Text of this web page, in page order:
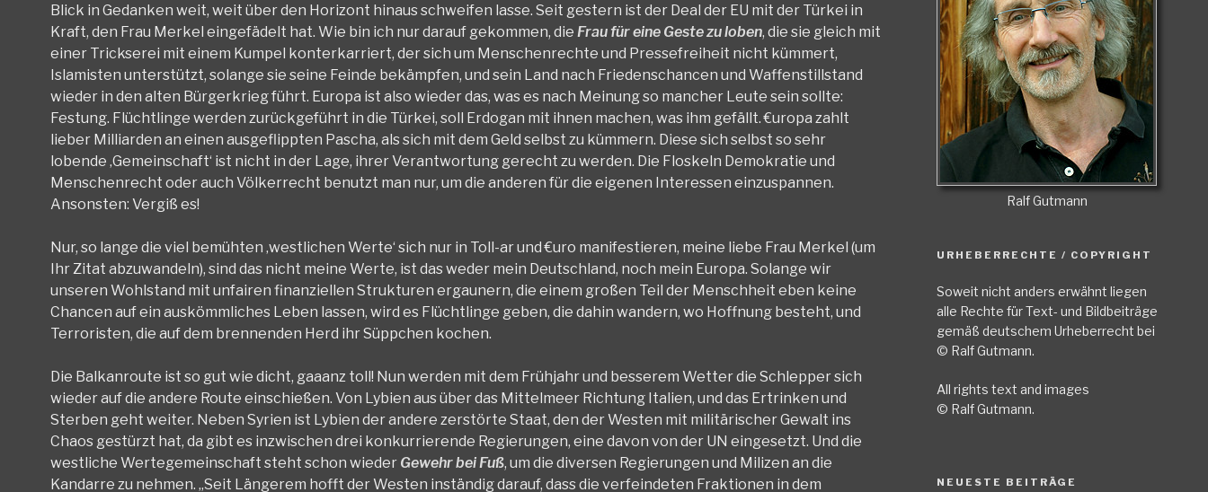
Blick in Gedanken weit, weit über den Horizont hinaus schweifen lasse. Seit gestern ist der Deal der EU mit der Türkei in
Kraft, den Frau Merkel eingefädelt hat. Wie bin ich nur darauf gekommen, die Frau für eine Geste zu loben, die sie gleich mit
einer Trickserei mit einem Kumpel konterkarriert, der sich um Menschenrechte und Pressefreiheit nicht kümmert,
Islamisten unterstützt, solange sie seine Feinde bekämpfen, und sein Land nach Friedenschancen und Waffenstillstand
wieder in den alten Bürgerkrieg führt. Europa ist also wieder das, was es nach Meinung so mancher Leute sein sollte:
Festung. Flüchtlinge werden zurückgeführt in die Türkei, soll Erdogan mit ihnen machen, was ihm gefällt. €uropa zahlt
lieber Milliarden an einen ausgeflippten Pascha, als sich mit dem Geld selbst zu kümmern. Diese sich selbst so sehr
lobende ‚Gemeinschaft‘ ist nicht in der Lage, ihrer Verantwortung gerecht zu werden. Die Floskeln Demokratie und
Menschenrecht oder auch Völkerrecht benutzt man nur, um die anderen für die eigenen Interessen einzuspannen.
Ansonsten: Vergiß es!
Nur, so lange die viel bemühten ‚westlichen Werte‘ sich nur in Toll-ar und €uro manifestieren, meine liebe Frau Merkel (um
Ihr Zitat abzuwandeln), sind das nicht meine Werte, ist das weder mein Deutschland, noch mein Europa. Solange wir
unseren Wohlstand mit unfairen finanziellen Strukturen ergaunern, die einem großen Teil der Menschheit eben keine
Chancen auf ein auskömmliches Leben lassen, wird es Flüchtlinge geben, die dahin wandern, wo Hoffnung besteht, und
Terroristen, die auf dem brennenden Herd ihr Süppchen kochen.
Die Balkanroute ist so gut wie dicht, gaaanz toll! Nun werden mit dem Frühjahr und besserem Wetter die Schlepper sich
wieder auf die andere Route einschießen. Von Lybien aus über das Mittelmeer Richtung Italien, und das Ertrinken und
Sterben geht weiter. Neben Syrien ist Lybien der andere zerstörte Staat, den der Westen mit militärischer Gewalt ins
Chaos gestürzt hat, da gibt es inzwischen drei konkurrierende Regierungen, eine davon von der UN eingesetzt. Und die
westliche Wertegemeinschaft steht schon wieder Gewehr bei Fuß, um die diversen Regierungen und Milizen an die
Kandarre zu nehmen. „Seit Längerem hofft der Westen inständig darauf, dass die verfeindeten Fraktionen in dem
Ralf Gutmann
URHEBERRECHTE / COPYRIGHT
Soweit nicht anders erwähnt liegen
alle Rechte für Text- und Bildbeiträge
gemäß deutschem Urheberrecht bei
© Ralf Gutmann.
All rights text and images
© Ralf Gutmann.
NEUESTE BEITRÄGE